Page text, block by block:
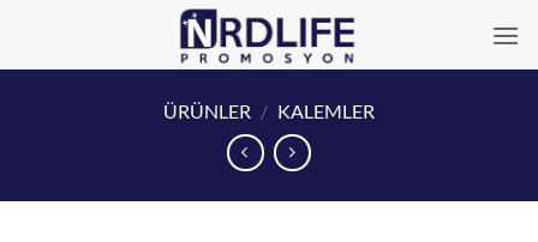
ÜRÜNLER / KALEMLER